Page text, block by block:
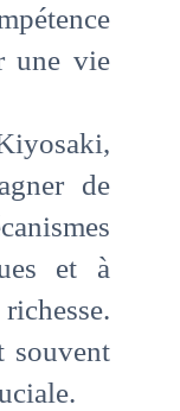
une vie
de
et à
souvent